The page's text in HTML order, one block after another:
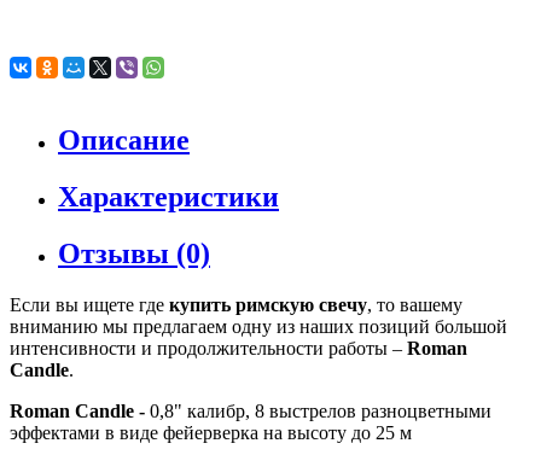
Описание
Характеристики
Отзывы (0)
Если вы ищете где купить римскую свечу, то вашему
вниманию мы предлагаем одну из наших позиций большой
интенсивности и продолжительности работы – Roman
Candle.
Roman Candle - 0,8" калибр, 8 выстрелов разноцветными
эффектами в виде фейерверка на высоту до 25 м